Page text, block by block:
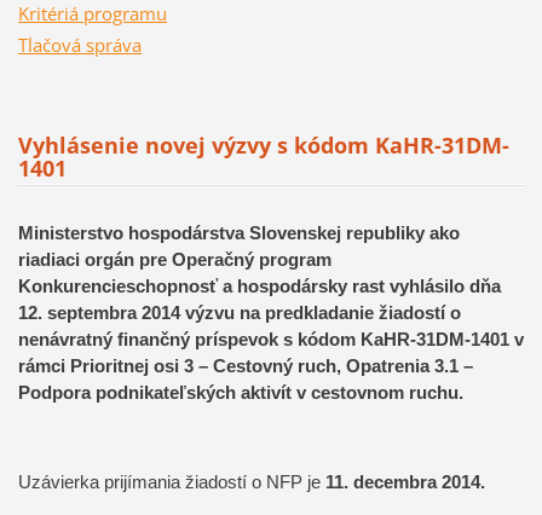
Kritériá programu
Tlačová správa
Vyhlásenie novej výzvy s kódom KaHR-31DM-
1401
Ministerstvo hospodárstva Slovenskej republiky ako
riadiaci orgán pre Operačný program
Konkurencieschopnosť a hospodársky rast vyhlásilo dňa
12. septembra 2014 výzvu na predkladanie žiadostí o
nenávratný finančný príspevok s kódom KaHR-31DM-1401 v
rámci Prioritnej osi 3 – Cestovný ruch, Opatrenia 3.1 –
Podpora podnikateľských aktivít v cestovnom ruchu.
Uzávierka prijímania žiadostí o NFP je 11. decembra 2014.